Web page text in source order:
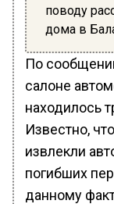
поводу
дома в
По
салоне
находилось
Известно,
извлекли
погибших
данному